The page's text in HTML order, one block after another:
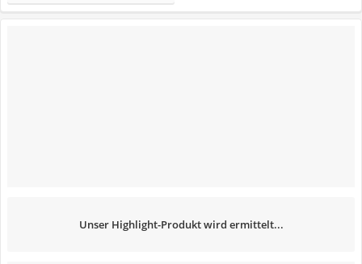
Unser Highlight-Produkt wird ermittelt...